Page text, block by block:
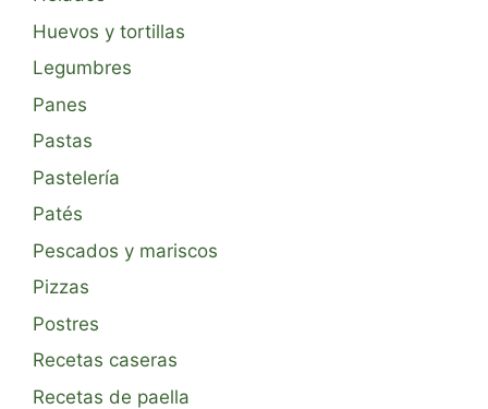
Huevos y tortillas
Legumbres
Panes
Pastas
Pastelería
Patés
Pescados y mariscos
Pizzas
Postres
Recetas caseras
Recetas de paella